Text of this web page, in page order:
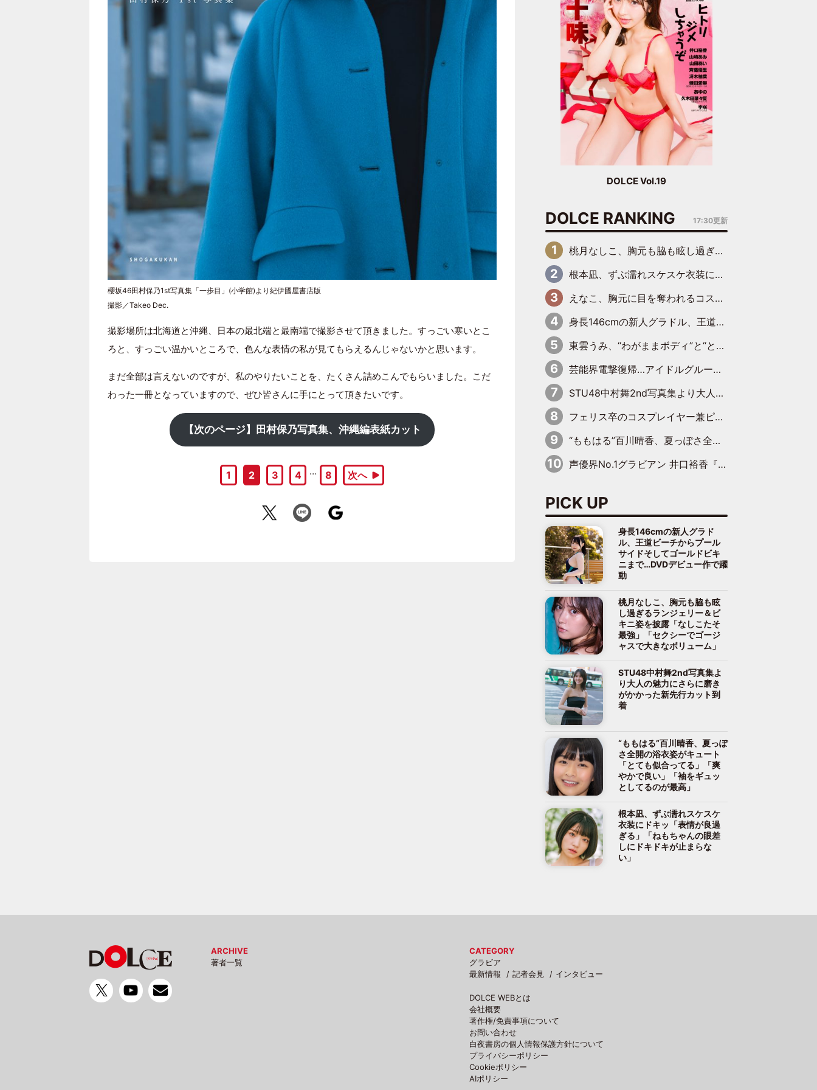
櫻坂46田村保乃1st写真集「一歩目」(小学館)より紀伊國屋書店版
撮影／Takeo Dec.
撮影場所は北海道と沖縄、日本の最北端と最南端で撮影させて頂きました。すっごい寒いとこ
ろと、すっごい温かいところで、色んな表情の私が見てもらえるんじゃないかと思います。
まだ全部は言えないのですが、私のやりたいことを、たくさん詰めこんでもらいました。こだ
わった一冊となっていますので、ぜひ皆さんに手にとって頂きたいです。
【次のページ】田村保乃写真集、沖縄編表紙カット
1 2 3 4 … 8 次へ
DOLCE Vol.19
DOLCE RANKING 17:30更新
桃月なしこ、胸元も脇も眩し過ぎるランジェリー＆ビキニ姿を披露「なしこたそ最強」「セクシーでゴージャスで大きなボリューム」
根本凪、ずぶ濡れスケスケ衣装にドキッ「表情が良過ぎる」「ねもちゃんの眼差しにドキドキが止まらない」
えなこ、胸元に目を奪われるコスプレ水着姿で魅了「群を抜く美しさと華やかさ」「えなこりんの千咲は破壊力がスゴい」
身長146cmの新人グラドル、王道ビーチからプールサイドそしてゴールドビキニまで…DVDデビュー作で躍動
東雲うみ、“わがままボディ”と“とんでもない衣装”で誘惑「パーフェクトなスタイル」「くびれがステキ」「やみつきになるボディ」
芸能界電撃復帰…アイドルグループに新たに加入
STU48中村舞2nd写真集より大人の魅力にさらに磨きがかかった新先行カット到着
フェリス卒のコスプレイヤー兼ピアニスト、まばゆいばかりのグラビアショット
“ももはる”百川晴香、夏っぽさ全開の浴衣姿がキュート「とても似合ってる」「爽やかで良い」「袖をギュッとしてるのが最高」
声優界No.1グラビアン 井口裕香『FLASH』表紙＆巻頭を飾る
PICK UP
身長146cmの新人グラド
ル、王道ビーチからプール
サイドそしてゴールドビキ
ニまで…DVDデビュー作で躍
動
桃月なしこ、胸元も脇も眩
し過ぎるランジェリー＆ビ
キニ姿を披露「なしこたそ
最強」「セクシーでゴージ
ャスで大きなボリューム」
STU48中村舞2nd写真集よ
り大人の魅力にさらに磨き
がかかった新先行カット到
着
“ももはる”百川晴香、夏っぽ
さ全開の浴衣姿がキュート
「とても似合ってる」「爽
やかで良い」「袖をギュッ
としてるのが最高」
根本凪、ずぶ濡れスケスケ
衣装にドキッ「表情が良過
ぎる」「ねもちゃんの眼差
しにドキドキが止まらな
い」
ARCHIVE
著者一覧
CATEGORY
グラビア
最新情報
記者会見 インタビュー
DOLCE WEBとは
会社概要
著作権/免責事項について
お問い合わせ
白夜書房の個人情報保護方針について
プライバシーポリシー
Cookieポリシー
AIポリシー